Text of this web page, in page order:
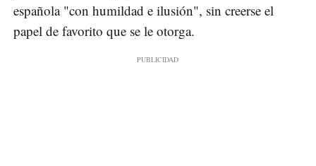
española "con humildad e ilusión", sin creerse el
papel de favorito que se le otorga.